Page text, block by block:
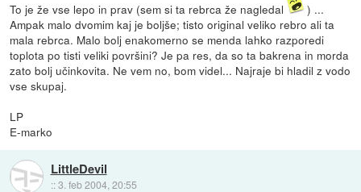
To je že vse lepo in prav (sem si ta rebrca že nagledal
) ...
Ampak malo dvomim kaj je boljše; tisto original veliko rebro ali ta
mala rebrca. Malo bolj enakomerno se menda lahko razporedi
toplota po tisti veliki površini? Je pa res, da so ta bakrena in morda
zato bolj učinkovita. Ne vem no, bom videl... Najraje bi hladil z vodo
vse skupaj.
LP
E-marko
LittleDevil
::3. feb 2004, 20:55